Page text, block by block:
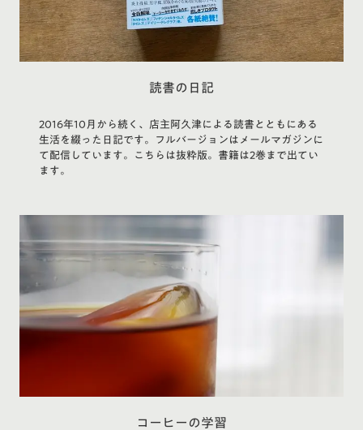
読書の日記
2016年10月から続く、店主阿久津による読書とともにある
生活を綴った日記です。フルバージョンはメールマガジンに
て配信しています。こちらは抜粋版。書籍は2巻まで出てい
ます。
コーヒーの学習